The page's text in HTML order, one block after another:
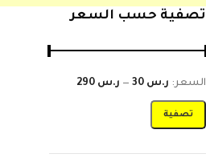
تصفية حسب السعر
تصفية
السعر: ر.س 30 — ر.س 290